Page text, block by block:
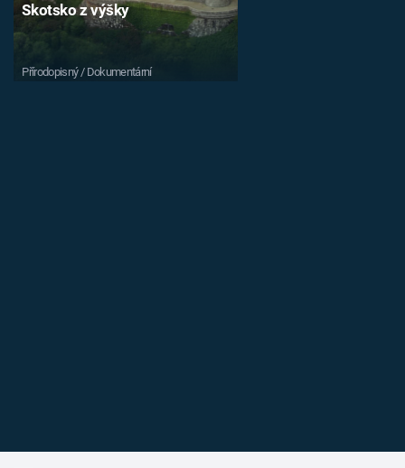
Skotsko z výšky
Přírodopisný / Dokumentární